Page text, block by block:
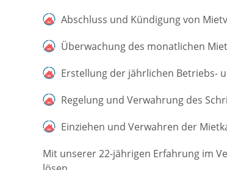
Abschluss und Kündigung von
Überwachung des monatlichen
Erstellung der jährlichen Betriebs-
Regelung und Verwahrung des
Einziehen und Verwahren der
Mit unserer 22-jährigen Erfahrung im